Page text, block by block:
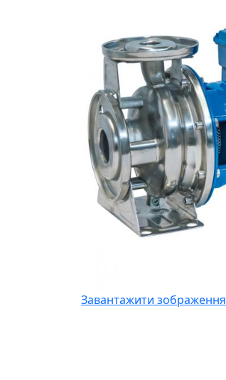
Завантажити зображення